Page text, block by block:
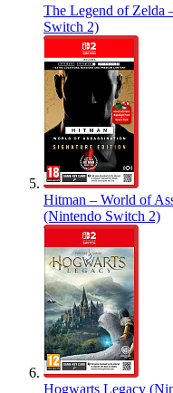
The Legend of Zelda
Switch 2)
Hitman – World of
(Nintendo Switch 2)
Hogwarts Legacy